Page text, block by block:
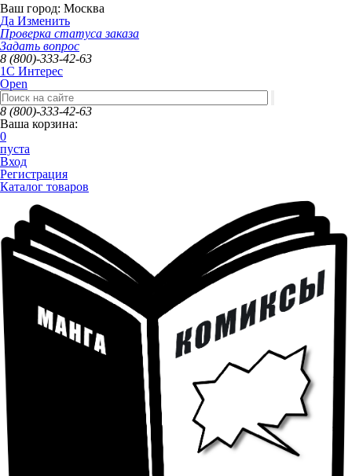
Ваш город: Москва
Да Изменить
Проверка статуса заказа
Задать вопрос
8 (800)-333-42-63
1C Интерес
Open
8 (800)-333-42-63
Ваша корзина:
0
пуста
Вход
Регистрация
Каталог товаров